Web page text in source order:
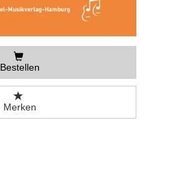
Bestellen
Merken